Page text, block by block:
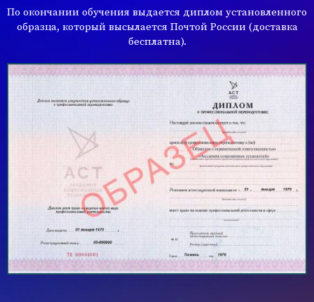
По окончании обучения выдается диплом установленного
образца, который высылается Почтой России (доставка
бесплатна).